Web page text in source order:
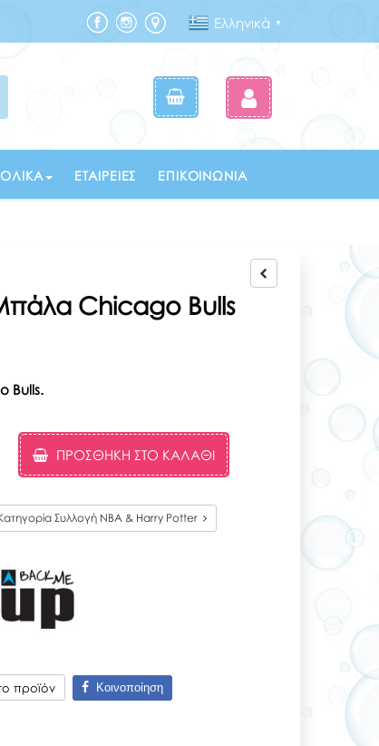
Ελληνικά ▼
ΕΤΑΙΡΕΊΕΣ ΕΠΙΚΟΙΝΩΝΊΑ
Chicago Bulls
Bulls.
ΠΡΟΣΘΉΚΗ ΣΤΟ ΚΑΛΆΘΙ
Συλλογή NBA & Harry Potter
προϊόν Κοινοποίηση